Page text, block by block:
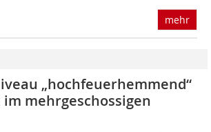
mehr
„hochfeuerhemmend“
mehrgeschossigen